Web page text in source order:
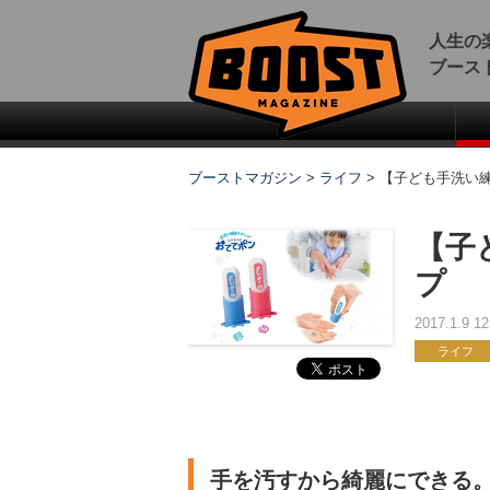
人生の
ブース
ブーストマガジン > ライフ > 【子ども手洗い
【
プ
2017.1.9
ライフ
手を汚すから綺麗にできる